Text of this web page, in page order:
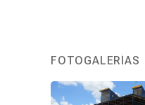
FOTOGALERÍAS